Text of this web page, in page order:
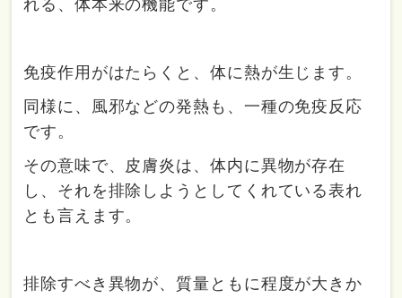
れる、体本来の機能です。
免疫作用がはたらくと、体に熱が生じます。
同様に、風邪などの発熱も、一種の免疫反応
です。
その意味で、皮膚炎は、体内に異物が存在
し、それを排除しようとしてくれている表れ
とも言えます。
排除すべき異物が、質量ともに程度が大きか